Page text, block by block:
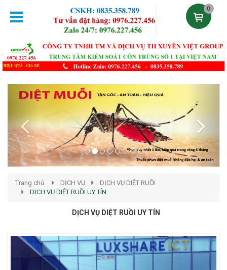
0
Previous
Trang chủ DỊCH VỤ
DỊCH VỤ DIỆT RUỒI
DỊCH VỤ DIỆT RUỒI UY TÍN
DỊCH VỤ DIỆT RUỒI UY TÍN